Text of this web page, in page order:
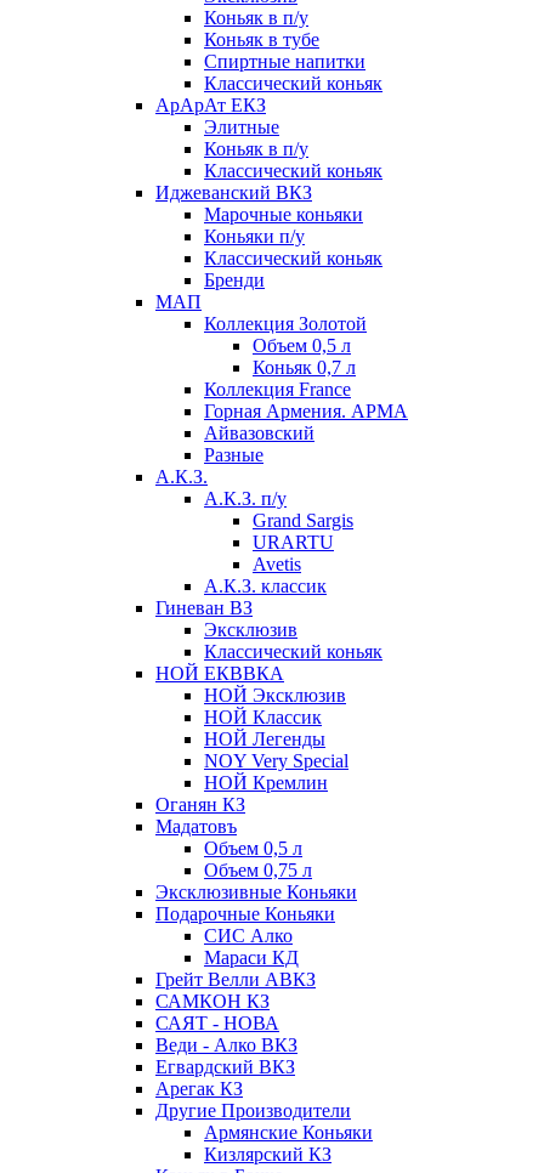
Коньяк в п/у
Коньяк в тубе
Спиртные напитки
Классический коньяк
АрАрАт ЕКЗ
Элитные
Коньяк в п/у
Классический коньяк
Иджеванский ВКЗ
Марочные коньяки
Коньяки п/у
Классический коньяк
Бренди
МАП
Коллекция Золотой
Объем 0,5 л
Коньяк 0,7 л
Коллекция France
Горная Армения. АРМА
Айвазовский
Разные
А.К.З.
А.К.З. п/у
Grand Sargis
URARTU
Avetis
А.К.З. классик
Гиневан ВЗ
Эксклюзив
Классический коньяк
НОЙ ЕКВВКА
НОЙ Эксклюзив
НОЙ Классик
НОЙ Легенды
NOY Very Speсial
НОЙ Кремлин
Оганян КЗ
Мадатовъ
Объем 0,5 л
Объем 0,75 л
Эксклюзивные Коньяки
Подарочные Коньяки
СИС Алко
Мараси КД
Грейт Велли АВКЗ
САМКОН КЗ
САЯТ - НОВА
Веди - Алко ВКЗ
Егвардский ВКЗ
Арегак КЗ
Другие Производители
Армянские Коньяки
Кизлярский КЗ